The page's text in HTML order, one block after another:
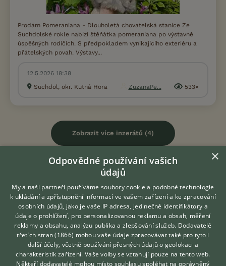
Prodám Pomeraniana - Dlouholetá chovatelská stanice Ze
Suchdolské rokle nabízí štěňátka pomeraniana po výstavně
úspěšných rodičích. S předpokladem vynikajícího exteriéru a
přátelských povah. Výstavy...
12.5.2026 18:38
Suchdol, okr. Kutná Hora
ZuzanaPe... 533×
Zobrazit více inzerátů (4)
DISKUSE O POMERANIANOVI
Téma
Zažívací problémy pomeranian
28reakcí
3.5.2021 12:50
Pomerian
Hledáte zvířecího kamaráda?
Zdarma vám poradí
VETERINÁŘ ONLINE
×
Odpovědné používání vašich
údajů
My a naši partneři používáme soubory cookie a podobné technologie
k ukládání a zpřístupnění informací ve vašem zařízení a ke zpracování
osobních údajů, jako je vaše IP adresa, jedinečné identifikátory a
údaje o prohlížení, pro personalizovanou reklamu a obsah, měření
reklamy a obsahu, analýzu publika a zlepšování služeb. Dodavatelé
třetích stran (1866) mohou vaše údaje zpracovávat také pro tyto i
další účely, včetně používání přesných údajů o geolokaci a
charakteristik zařízení. Vaše volby se vztahují pouze na tento web.
Někteří dodavatelé mohou místo souhlasu spoléhat na oprávněný